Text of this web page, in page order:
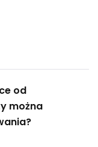
od
można